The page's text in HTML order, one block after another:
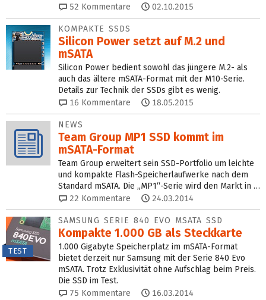
52 Kommentare 02.10.2015
KOMPAKTE SSDS
Silicon Power setzt auf M.2 und
mSATA
Silicon Power bedient sowohl das jüngere M.2- als
auch das ältere mSATA-Format mit der M10-Serie.
Details zur Technik der SSDs gibt es wenig.
16 Kommentare 18.05.2015
NEWS
Team Group MP1 SSD kommt im
mSATA-Format
Team Group erweitert sein SSD-Portfolio um leichte
und kompakte Flash-Speicherlaufwerke nach dem
Standard mSATA. Die „MP1“-Serie wird den Markt in …
22 Kommentare 24.03.2014
TEST
SAMSUNG SERIE 840 EVO MSATA SSD
Kompakte 1.000 GB als Steckkarte
1.000 Gigabyte Speicherplatz im mSATA-Format
bietet derzeit nur Samsung mit der Serie 840 Evo
mSATA. Trotz Exklusivität ohne Aufschlag beim Preis.
Die SSD im Test.
75 Kommentare 16.03.2014